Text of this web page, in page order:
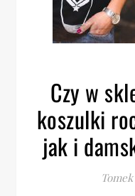
Czy w
koszulki
jak i
Tomek